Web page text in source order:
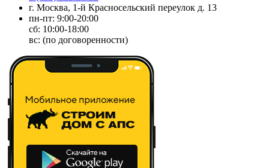
г. Москва, 1-й Красносельский переулок д. 13
пн-пт: 9:00-20:00
сб: 10:00-18:00
вс: (по договоренности)